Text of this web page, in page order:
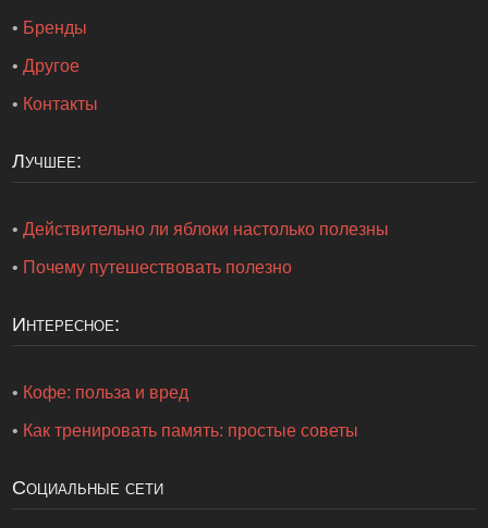
• Бренды
•Другое
• Контакты
Лучшее:
•Действительно ли яблоки настолько полезны
• Почему путешествовать полезно
Интересное:
• Кофе: польза и вред
• Как тренировать память: простые советы
Социальные сети